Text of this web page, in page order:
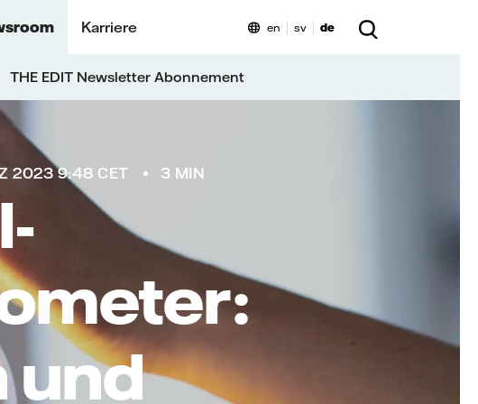
Karriere
THE EDIT Newsletter Abonnement
en sv de
2023 9:48 CET 3 MIN
und